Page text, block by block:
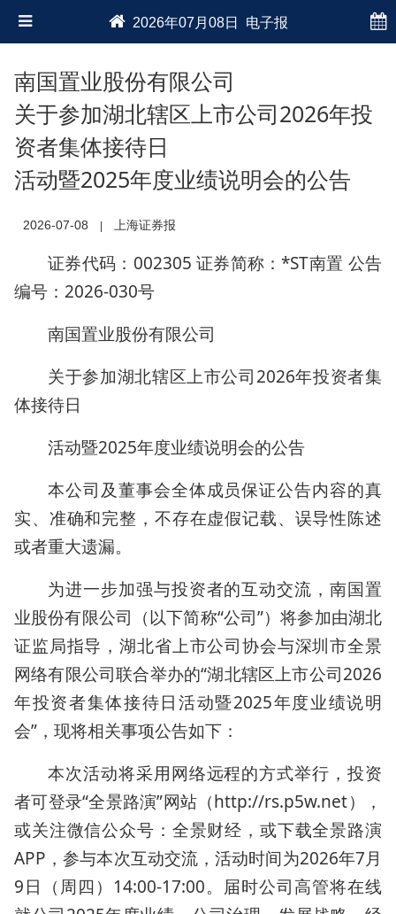
2026年07月08日 电子报
南国置业股份有限公司
关于参加湖北辖区上市公司2026年投
资者集体接待日
活动暨2025年度业绩说明会的公告
2026-07-08 上海证券报
证券代码：002305 证券简称：*ST南置 公告
编号：2026-030号
南国置业股份有限公司
关于参加湖北辖区上市公司2026年投资者集
体接待日
活动暨2025年度业绩说明会的公告
本公司及董事会全体成员保证公告内容的真
实、准确和完整，不存在虚假记载、误导性陈述
或者重大遗漏。
为进一步加强与投资者的互动交流，南国置
业股份有限公司（以下简称“公司”）将参加由湖北
证监局指导，湖北省上市公司协会与深圳市全景
网络有限公司联合举办的“湖北辖区上市公司2026
年投资者集体接待日活动暨2025年度业绩说明
会”，现将相关事项公告如下：
本次活动将采用网络远程的方式举行，投资
者可登录“全景路演”网站（http://rs.p5w.net），
或关注微信公众号：全景财经，或下载全景路演
APP，参与本次互动交流，活动时间为2026年7月
9日（周四）14:00-17:00。届时公司高管将在线